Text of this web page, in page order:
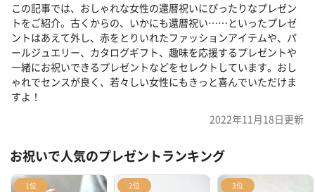
この記事では、おしゃれな女性の還暦祝いにぴったりなプレゼン
トをご紹介。古くからの、いかにも還暦祝い……といったプレゼ
ントはあえて外し、赤をとりいれたファッションアイテムや、パ
ールジュエリー、カタログギフト、趣味を応援するプレゼントや
一緒にお祝いできるプレゼントなどをセレクトしています。おし
ゃれでセンスが良く、若々しい女性にもきっと喜んでいただけま
すよ！
2022年11月18日更新
お祝いで人気のプレゼントランキング
1位 2位 3位